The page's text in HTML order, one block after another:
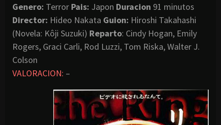
Genero: Terror Pais: Japon Duracion 91 minutos
Director: Hideo Nakata Guion: Hiroshi Takahashi
(Novela: Kôji Suzuki) Reparto: Cindy Hogan, Emily
Rogers, Graci Carli, Rod Luzzi, Tom Riska, Walter J.
Colson
VALORACION: –